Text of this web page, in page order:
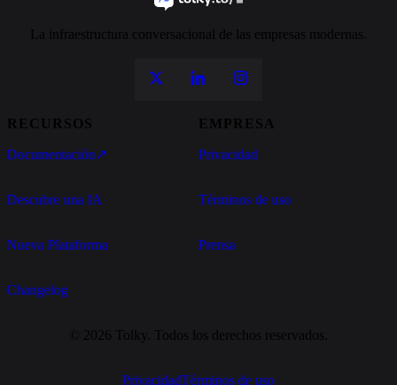
La infraestructura conversacional de las empresas modernas.
RECURSOS
Documentación↗
Descubre una IA
Nueva Plataforma
Changelog
EMPRESA
Privacidad
Términos de uso
Prensa
© 2026 Tolky. Todos los derechos reservados.
PrivacidadTérminos de uso